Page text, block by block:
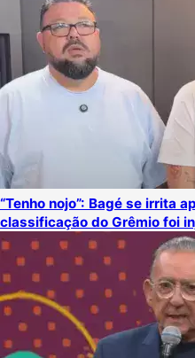
“Tenho nojo”: Bagé se irrita
classificação do Grêmio foi